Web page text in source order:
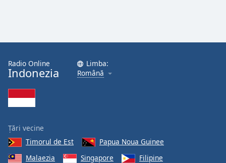
Radio Online
Indonezia
Limba:
Română
Țări vecine
Timorul de Est
Papua Noua Guinee
Malaezia
Singapore Filipine